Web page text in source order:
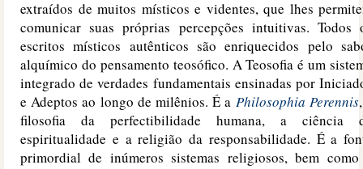
extraídos de muitos místicos e videntes, que lhes
comunicar suas próprias percepções intuitivas. Todos
escritos místicos autênticos são enriquecidos pelo
alquímico do pensamento teosófico. A Teosofia é um
integrado de verdades fundamentais ensinadas por
e Adeptos ao longo de milênios. É a Philosophia Perennis
filosofia da perfectibilidade humana, a ciência
espiritualidade e a religião da responsabilidade. É a
primordial de inúmeros sistemas religiosos, bem